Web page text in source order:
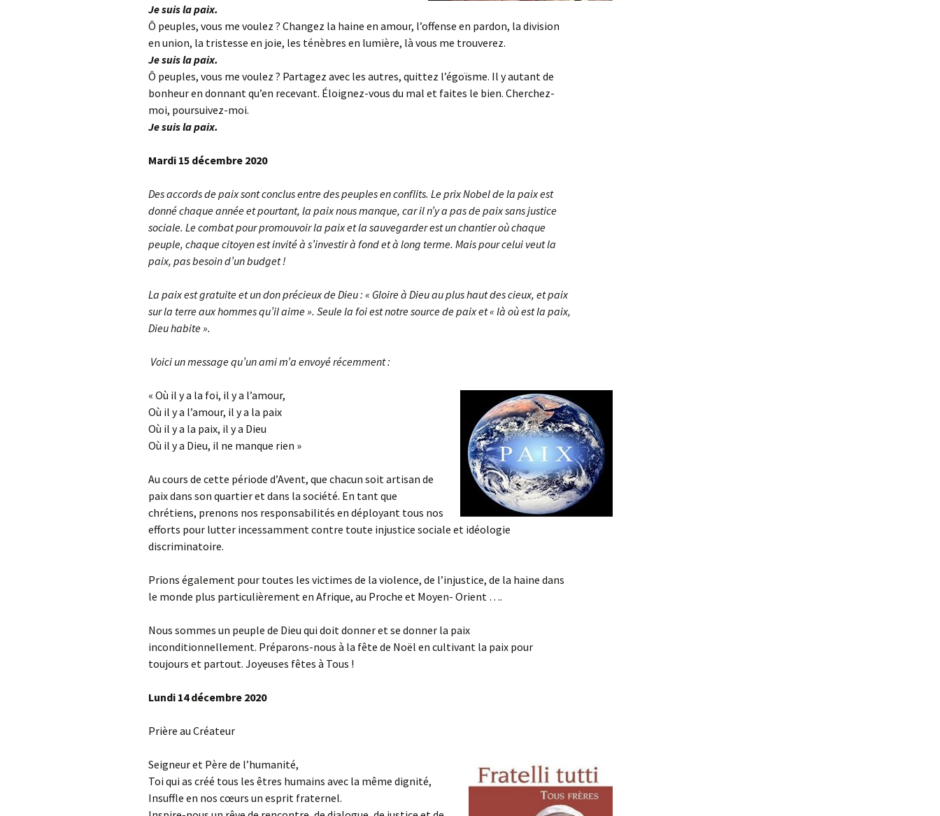
Je suis la paix.
Ô peuples, vous me voulez ? Changez la haine en amour, l’offense en pardon, la division
en union, la tristesse en joie, les ténèbres en lumière, là vous me trouverez.
Je suis la paix.
Ô peuples, vous me voulez ? Partagez avec les autres, quittez l’égoïsme. Il y autant de
bonheur en donnant qu’en recevant. Éloignez-vous du mal et faites le bien. Cherchez-
moi, poursuivez-moi.
Je suis la paix.
Mardi 15 décembre 2020
Des accords de paix sont conclus entre des peuples en conflits. Le prix Nobel de la paix est
donné chaque année et pourtant, la paix nous manque, car il n’y a pas de paix sans justice
sociale. Le combat pour promouvoir la paix et la sauvegarder est un chantier où chaque
peuple, chaque citoyen est invité à s’investir à fond et à long terme. Mais pour celui veut la
paix, pas besoin d’un budget !
La paix est gratuite et un don précieux de Dieu : « Gloire à Dieu au plus haut des cieux, et paix
sur la terre aux hommes qu’il aime ». Seule la foi est notre source de paix et « là où est la paix,
Dieu habite ».
Voici un message qu’un ami m’a envoyé récemment :
« Où il y a la foi, il y a l’amour,
Où il y a l’amour, il y a la paix
Où il y a la paix, il y a Dieu
Où il y a Dieu, il ne manque rien »
Au cours de cette période d’Avent, que chacun soit artisan de
paix dans son quartier et dans la société. En tant que
chrétiens, prenons nos responsabilités en déployant tous nos
efforts pour lutter incessamment contre toute injustice sociale et idéologie
discriminatoire.
Prions également pour toutes les victimes de la violence, de l’injustice, de la haine dans
le monde plus particulièrement en Afrique, au Proche et Moyen- Orient ….
Nous sommes un peuple de Dieu qui doit donner et se donner la paix
inconditionnellement. Préparons-nous à la fête de Noël en cultivant la paix pour
toujours et partout. Joyeuses fêtes à Tous !
Lundi 14 décembre 2020
Prière au Créateur
Seigneur et Père de l’humanité,
Toi qui as créé tous les êtres humains avec la même dignité,
Insuffle en nos cœurs un esprit fraternel.